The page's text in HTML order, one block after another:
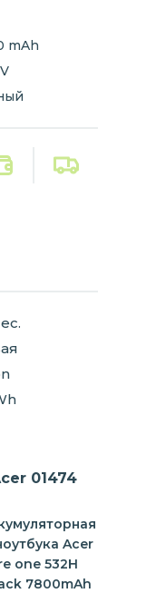
mAh
01474
Acer
one 532H
7800mAh